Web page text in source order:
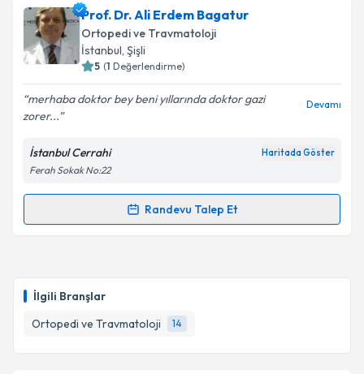
İlgili Branşlar
Ortopedi ve Travmatoloji
14
Prof. Dr. Nejat Güneyiçin randevu takvimi talebi
oluşturun. Size bu uzmandan randevu almanız için bir
takvim hazırlandığında e-posta ile bilgilendireceğiz.
Kişisel verilerimin işlenmesine ilişkin
Aydınlatma
Metni'ni okudum ve kişisel verilerimin belirtilen
kapsamda işlenmesini kabul ediyorum.
Prof. Dr. Ali Erdem Bagatur
Ortopedi ve Travmatoloji
İstanbul, Şişli
5 (1 Değerlendirme)
merhaba doktor bey beni yıllarında doktor gazi
zorer...
Devamı
İstanbul Cerrahi Haritada Göster
Ferah Sokak No:22
Randevu Talep Et
Randevu Takvimi Talebi
için bir takvim hazırlandığında e-posta ile
bilgilendireceğiz.
E-posta Adresiniz